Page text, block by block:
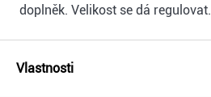
doplněk. Velikost se dá regulovat.
Vlastnosti